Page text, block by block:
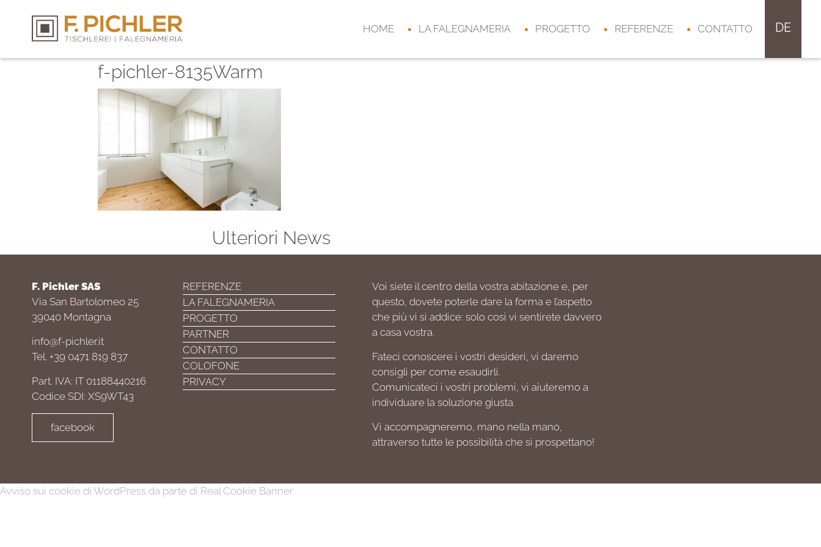
HOME LA FALEGNAMERIA PROGETTO REFERENZE CONTATTO DE
f-pichler-8135Warm
Ulteriori News
F. Pichler SAS
Via San Bartolomeo 25
39040 Montagna
info@f-pichler.it
Tel. +39 0471 819 837
Part. IVA: IT 01188440216
Codice SDI: XS9WT43
facebook
REFERENZE
LA FALEGNAMERIA
PROGETTO
PARTNER
CONTATTO
COLOFONE
PRIVACY
Voi siete il centro della vostra abitazione e, per
questo, dovete poterle dare la forma e l’aspetto
che più vi si addice: solo così vi sentirete davvero
a casa vostra.
Fateci conoscere i vostri desideri, vi daremo
consigli per come esaudirli.
Comunicateci i vostri problemi, vi aiuteremo a
individuare la soluzione giusta.
Vi accompagneremo, mano nella mano,
attraverso tutte le possibilità che si prospettano!
Avviso sui cookie di WordPress da parte di Real Cookie Banner